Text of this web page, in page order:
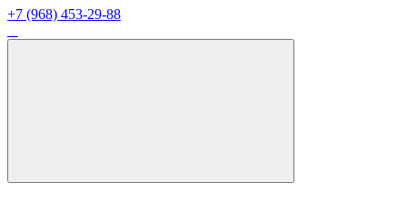
+7 (968) 453-29-88